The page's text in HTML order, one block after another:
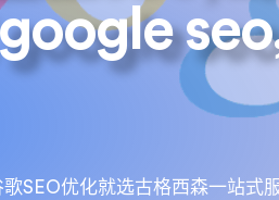
SEO优化就选古格西森一站式